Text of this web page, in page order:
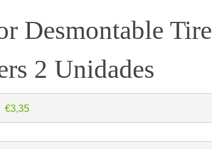
Desmontable Tire
2 Unidades
€3,35